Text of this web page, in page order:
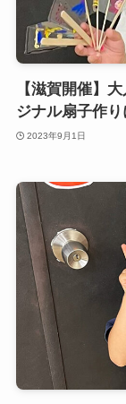
【滋賀開催】
ジナル扇子作り
2023年9月1日